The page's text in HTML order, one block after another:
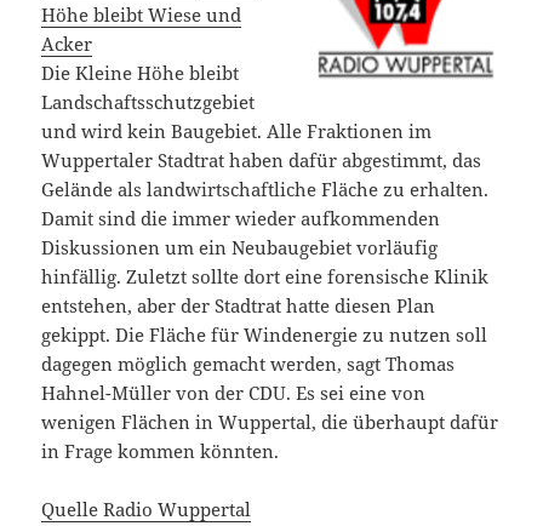
Höhe bleibt Wiese und
Acker
Die Kleine Höhe bleibt
Landschaftsschutzgebiet
und wird kein Baugebiet. Alle Fraktionen im
Wuppertaler Stadtrat haben dafür abgestimmt, das
Gelände als landwirtschaftliche Fläche zu erhalten.
Damit sind die immer wieder aufkommenden
Diskussionen um ein Neubaugebiet vorläufig
hinfällig. Zuletzt sollte dort eine forensische Klinik
entstehen, aber der Stadtrat hatte diesen Plan
gekippt. Die Fläche für Windenergie zu nutzen soll
dagegen möglich gemacht werden, sagt Thomas
Hahnel-Müller von der CDU. Es sei eine von
wenigen Flächen in Wuppertal, die überhaupt dafür
in Frage kommen könnten.
Quelle Radio Wuppertal